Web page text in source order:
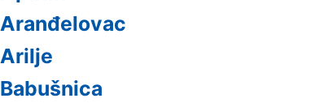
Aranđelovac
Arilje
Babušnica